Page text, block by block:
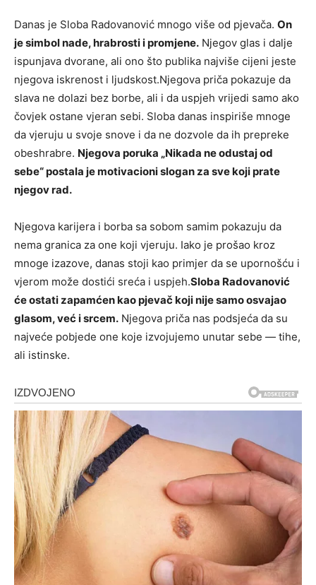
Danas je Sloba Radovanović mnogo više od pjevača. On
je simbol nade, hrabrosti i promjene. Njegov glas i dalje
ispunjava dvorane, ali ono što publika najviše cijeni jeste
njegova iskrenost i ljudskost.Njegova priča pokazuje da
slava ne dolazi bez borbe, ali i da uspjeh vrijedi samo ako
čovjek ostane vjeran sebi. Sloba danas inspiriše mnoge
da vjeruju u svoje snove i da ne dozvole da ih prepreke
obeshrabre. Njegova poruka „Nikada ne odustaj od
sebe“ postala je motivacioni slogan za sve koji prate
njegov rad.
Njegova karijera i borba sa sobom samim pokazuju da
nema granica za one koji vjeruju. Iako je prošao kroz
mnoge izazove, danas stoji kao primjer da se upornošću i
vjerom može dostići sreća i uspjeh.Sloba Radovanović
će ostati zapamćen kao pjevač koji nije samo osvajao
glasom, već i srcem. Njegova priča nas podsjeća da su
najveće pobjede one koje izvojujemo unutar sebe — tihe,
ali istinske.